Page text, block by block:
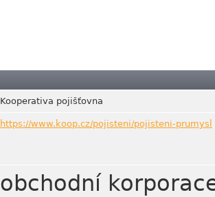
Kooperativa pojišťovna
https://www.koop.cz/pojisteni/pojisteni-prumysl
obchodní